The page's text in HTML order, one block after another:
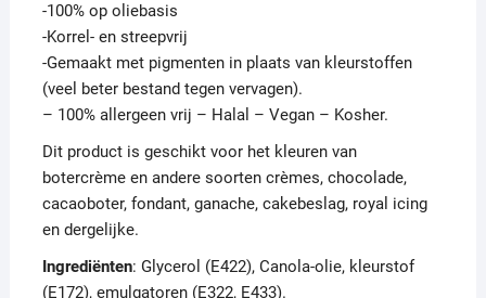
-100% op oliebasis
-Korrel- en streepvrij
-Gemaakt met pigmenten in plaats van kleurstoffen
(veel beter bestand tegen vervagen).
– 100% allergeen vrij – Halal – Vegan – Kosher.
Dit product is geschikt voor het kleuren van
botercrème en andere soorten crèmes, chocolade,
cacaoboter, fondant, ganache, cakebeslag, royal icing
en dergelijke.
Ingrediënten: Glycerol (E422), Canola-olie, kleurstof
(E172), emulgatoren (E322, E433).